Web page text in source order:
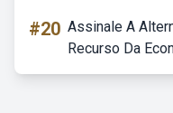
#20 Assinale A
Recurso Da